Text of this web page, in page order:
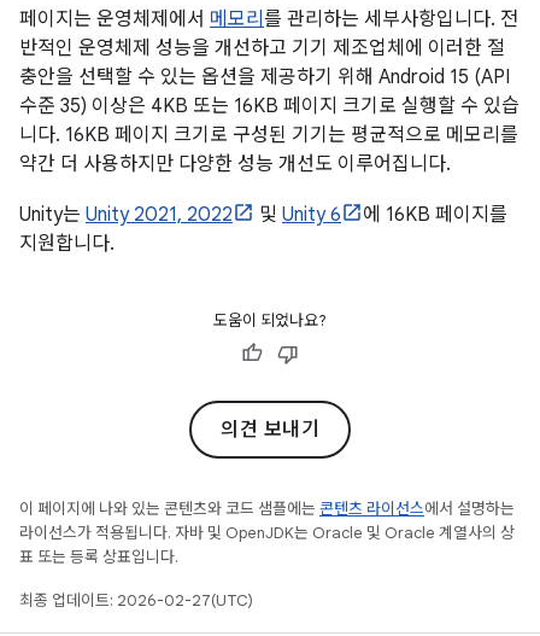
페이지는 운영체제에서 메모리 를 관리하는 세부사항입니다. 전
반적인 운영체제 성능을 개선하고 기기 제조업체에 이러한 절
충안을 선택할 수 있는 옵션을 제공하기 위해 Android 15 (API
수준 35) 이상은 4KB 또는 16KB 페이지 크기로 실행할 수 있습
니다. 16KB 페이지 크기로 구성된 기기는 평균적으로 메모리를
약간 더 사용하지만 다양한 성능 개선도 이루어집니다.
Unity는 Unity 2021, 2022 및 Unity 6
에 16KB 페이지를
지원합니다.
도움이 되었나요?
의견 보내기
이 페이지에 나와 있는 콘텐츠와 코드 샘플에는 콘텐츠 라이선스에서 설명하는
라이선스가 적용됩니다. 자바 및 OpenJDK는 Oracle 및 Oracle 계열사의 상
표 또는 등록 상표입니다.
최종 업데이트: 2026-02-27(UTC)